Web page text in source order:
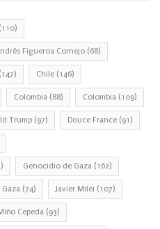
(110)
Figueroa Cornejo (68)
(147) Chile (146)
Colombia (88) Colombia (109)
Trump (97) Douce France (91)
Genocidio de Gaza (162)
(74) Javier Milei (107)
Cepeda (93)